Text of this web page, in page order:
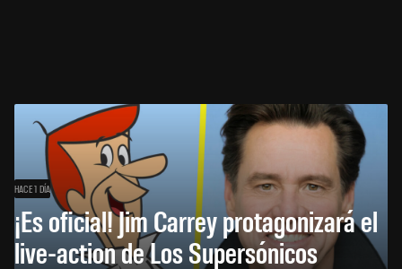
HACE 1 DÍA
¡Es oficial! Jim Carrey protagonizará el
live-action de Los Supersónicos